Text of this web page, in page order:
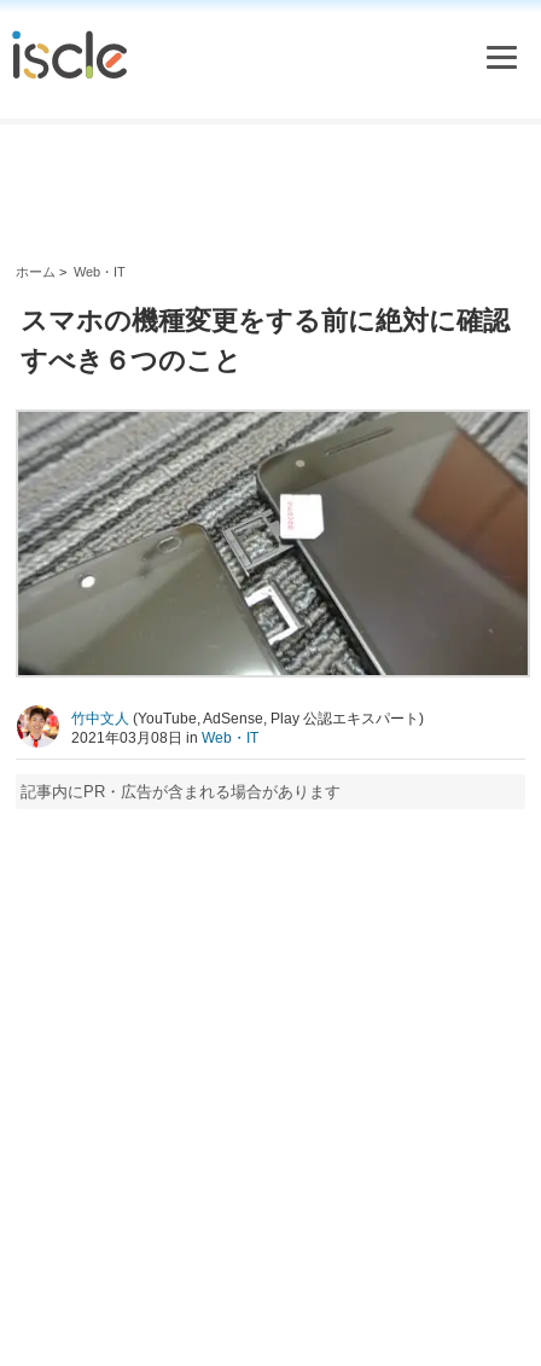
ホーム > Web・IT
スマホの機種変更をする前に絶対に確認
すべき６つのこと
竹中文人 (YouTube, AdSense, Play 公認エキスパート)
2021年03月08日 in Web・IT
記事内にPR・広告が含まれる場合があります